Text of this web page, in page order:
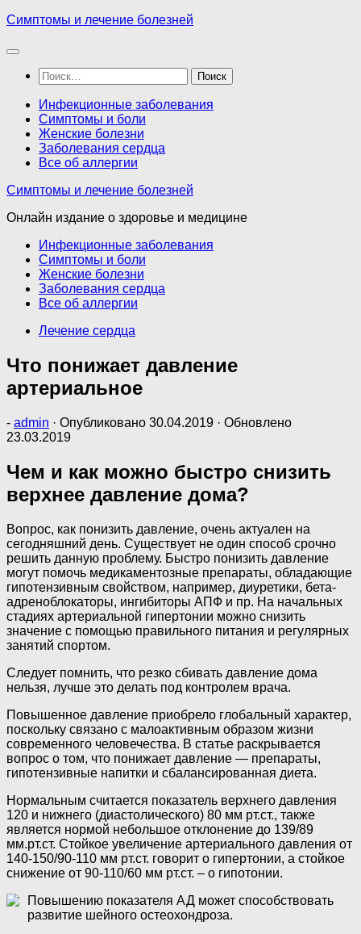
Перейти
содержимому
Симптомы и лечение болезней
Найти:
Инфекционные заболевания
Симптомы и боли
Женские болезни
Заболевания сердца
Все об аллергии
Симптомы и лечение болезней
Онлайн издание о здоровье и медицине
Инфекционные заболевания
Симптомы и боли
Женские болезни
Заболевания сердца
Все об аллергии
Лечение сердца
Что понижает давление
артериальное
- admin · Опубликовано 30.04.2019 · Обновлено
23.03.2019
Чем и как можно быстро снизить
верхнее давление дома?
Вопрос, как понизить давление, очень актуален на
сегодняшний день. Существует не один способ срочно
решить данную проблему. Быстро понизить давление
могут помочь медикаментозные препараты, обладающие
гипотензивным свойством, например, диуретики, бета-
адреноблокаторы, ингибиторы АПФ и пр. На начальных
стадиях артериальной гипертонии можно снизить
значение с помощью правильного питания и регулярных
занятий спортом.
Следует помнить, что резко сбивать давление дома
нельзя, лучше это делать под контролем врача.
Повышенное давление приобрело глобальный характер,
поскольку связано с малоактивным образом жизни
современного человечества. В статье раскрывается
вопрос о том, что понижает давление — препараты,
гипотензивные напитки и сбалансированная диета.
Нормальным считается показатель верхнего давления
120 и нижнего (диастолического) 80 мм рт.ст., также
является нормой небольшое отклонение до 139/89
мм.рт.ст. Стойкое увеличение артериального давления от
140-150/90-110 мм рт.ст. говорит о гипертонии, а стойкое
снижение от 90-110/60 мм рт.ст. – о гипотонии.
Повышению показателя АД может способствовать
развитие шейного остеохондроза.